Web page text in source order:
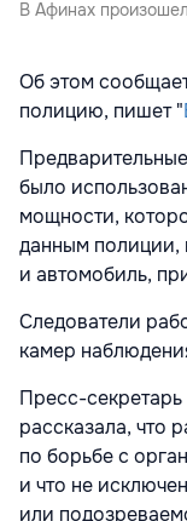
В Афинах
Об этом
полицию, пишет "
было
мощности,
данным полиции,
и автомобиль,
Следователи
камер
Пресс-
рассказала, что
по борьбе с
и что не
или